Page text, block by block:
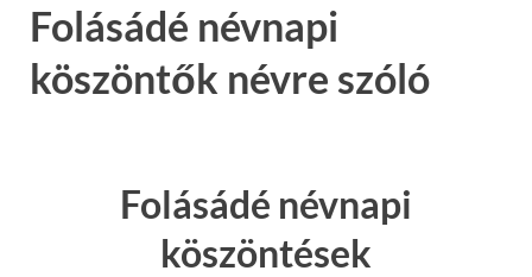
Folásádé névnapi
köszöntők névre szóló
Folásádé névnapi
köszöntések